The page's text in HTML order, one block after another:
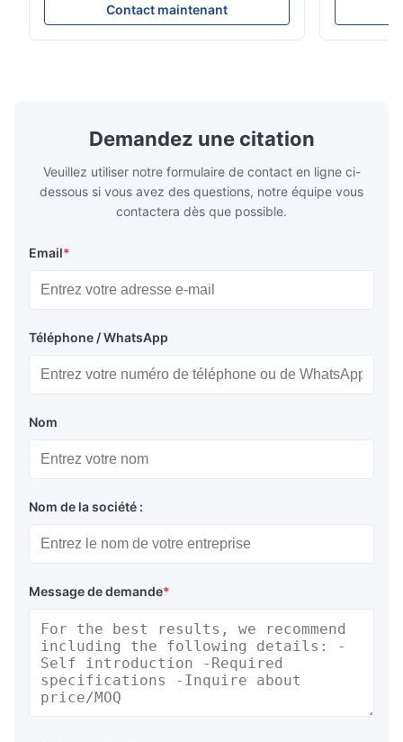
quelle position d'installation: verticale,
horizontale ou dans les tuyaux
Contact maintenant
brides :
Demandez une citation
Veuillez utiliser notre formulaire de contact en ligne ci-
dessous si vous avez des questions, notre équipe vous
contactera dès que possible.
Email*
Téléphone / WhatsApp
Nom
Nom de la société :
Message de demande*